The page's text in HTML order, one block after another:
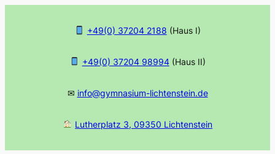
+49(0) 37204 2188 (Haus I)
+49(0) 37204 98994(Haus II)
✉ info@gymnasium-lichtenstein.de
Lutherplatz 3, 09350 Lichtenstein